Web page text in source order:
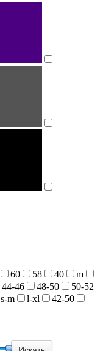
60 58 40
m
44-46 48-50
50-52
s-m l-xl
42-50